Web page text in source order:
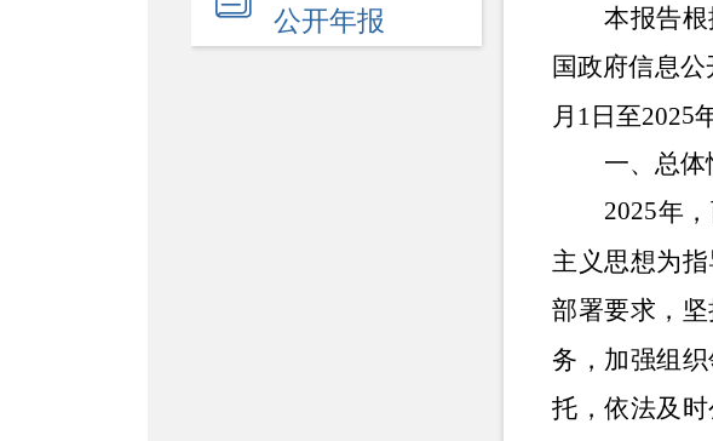
公开年报
本报告
国政府信息
月 1 日至2025
一、总体
2025年
主义思想为指
部署要求，
务，加强组织
托 ，依法及